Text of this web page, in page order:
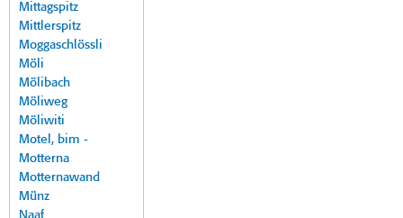
Mittagspitz
Mittlerspitz
Moggaschlössli
Möli
Mölibach
Möliweg
Möliwiti
Motel, bim -
Motterna
Motternawand
Münz